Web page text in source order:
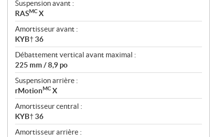
Suspension avant :
RASMC X
Amortisseur avant :
KYB† 36
Débattement vertical avant maximal :
225 mm / 8,9 po
Suspension arrière :
rMotionMC X
Amortisseur central :
KYB† 36
Amortisseur arrière :